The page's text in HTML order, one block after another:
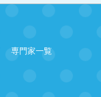
専門家一覧